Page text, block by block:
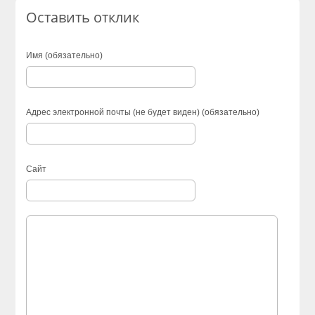
Оставить отклик
Имя (обязательно)
Адрес электронной почты (не будет виден) (обязательно)
Сайт